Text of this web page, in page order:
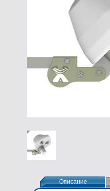
Описание
Описание